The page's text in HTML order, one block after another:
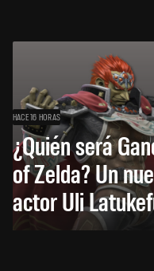
HACE 16 HORAS
¿Quién será
of Zelda? Un
actor Uli